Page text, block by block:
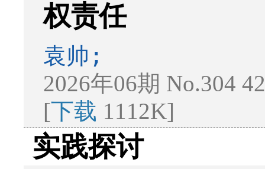
权责任
袁帅;
2026年06期 No.304
[下载 1112K]
实践探讨